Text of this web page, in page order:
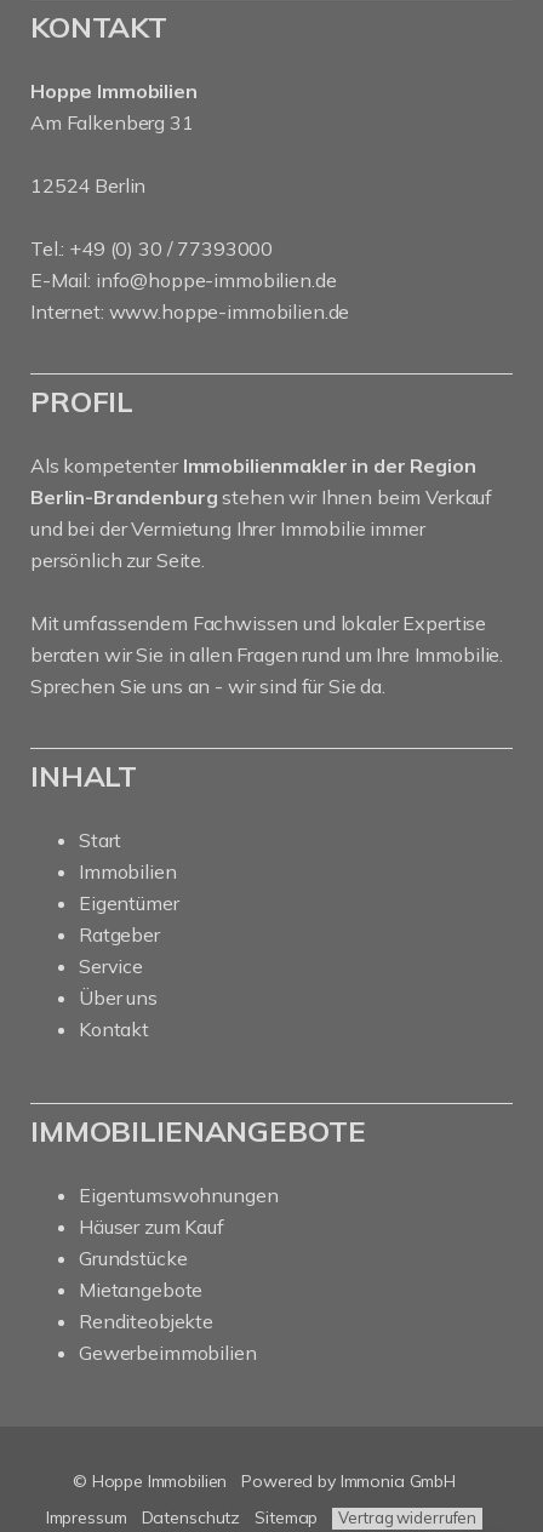
KONTAKT
Hoppe Immobilien
Am Falkenberg 31
12524 Berlin
Tel.: +49 (0) 30 / 77393000
E-Mail: info@hoppe-immobilien.de
Internet: www.hoppe-immobilien.de
PROFIL
Als kompetenter Immobilienmakler in der Region
Berlin-Brandenburg stehen wir Ihnen beim Verkauf
und bei der Vermietung Ihrer Immobilie immer
persönlich zur Seite.
Mit umfassendem Fachwissen und lokaler Expertise
beraten wir Sie in allen Fragen rund um Ihre Immobilie.
Sprechen Sie uns an - wir sind für Sie da.
INHALT
Start
Immobilien
Eigentümer
Ratgeber
Service
Über uns
Kontakt
IMMOBILIENANGEBOTE
Eigentumswohnungen
Häuser zum Kauf
Grundstücke
Mietangebote
Renditeobjekte
Gewerbeimmobilien
© Hoppe Immobilien
Powered by Immonia GmbH
Impressum
Datenschutz Sitemap Vertrag widerrufen